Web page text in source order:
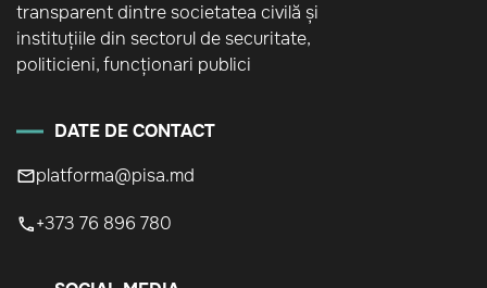
transparent dintre societatea civilă și
instituțiile din sectorul de securitate,
politicieni, funcționari publici
DATE DE CONTACT
platforma@pisa.md
+373 76 896 780